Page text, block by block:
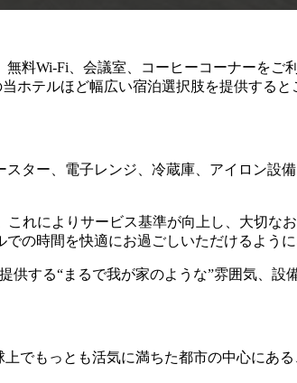
料Wi-Fi、会議室、コーヒーコーナーをご
ホテルほど幅広い宿泊選択肢を提供する
ター、電子レンジ、冷蔵庫、アイロン設
これによりサービス基準が向上し、大切
の時間を快適にお過ごしいただけるように
供する“まるで我が家のような”雰囲気、
でもっとも活気に満ちた都市の中心にあ